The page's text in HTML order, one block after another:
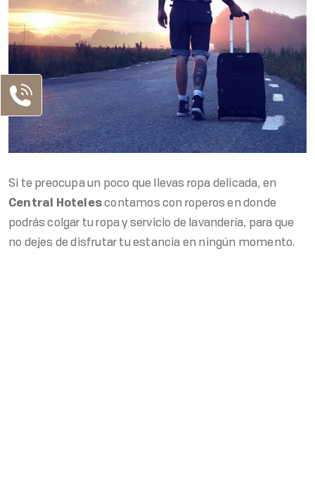
Si te preocupa un poco que llevas ropa delicada, en
Central Hotelescontamos con roperos en donde
podrás colgar tu ropa y servicio de lavandería, para que
no dejes de disfrutar tu estancia en ningún momento.